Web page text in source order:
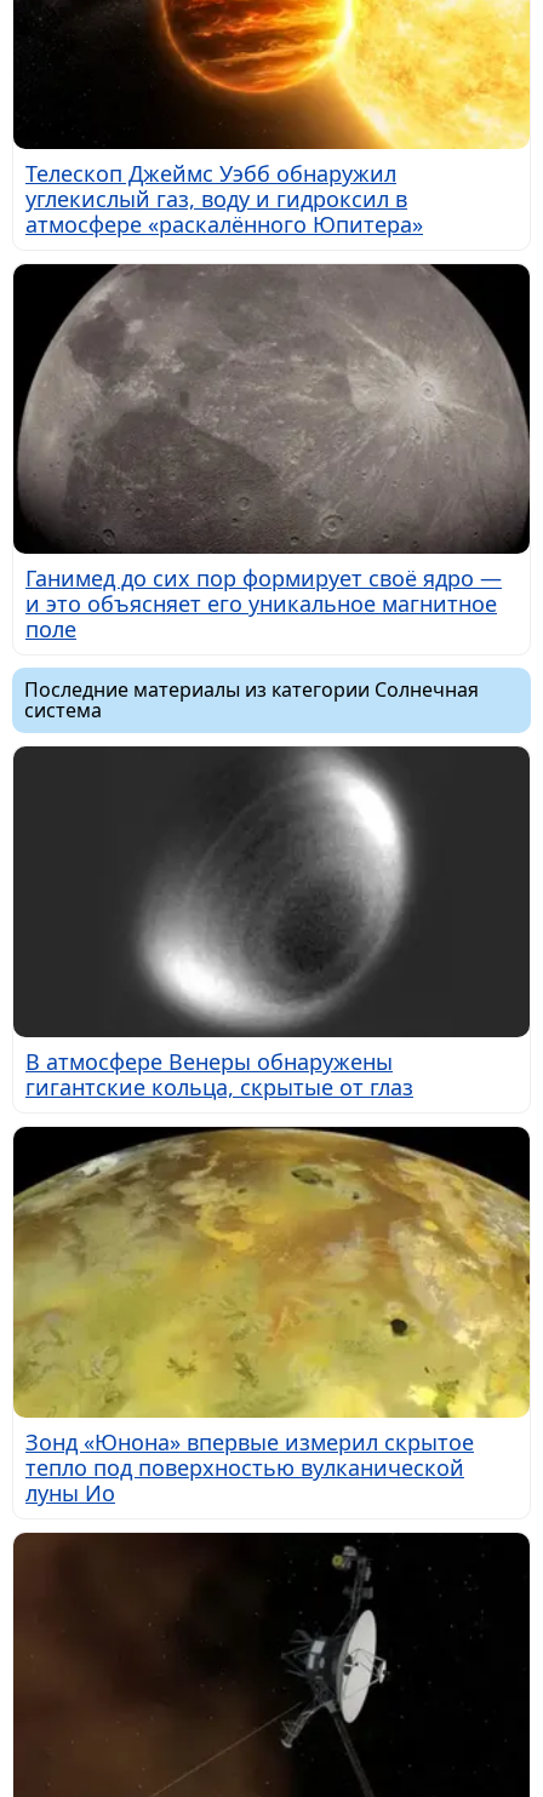
Телескоп Джеймс Уэбб обнаружил
углекислый газ, воду и гидроксил в
атмосфере «раскалённого Юпитера»
Ганимед до сих пор формирует своё ядро —
и это объясняет его уникальное магнитное
поле
Последние материалы из категории Солнечная
система
В атмосфере Венеры обнаружены
гигантские кольца, скрытые от глаз
Зонд «Юнона» впервые измерил скрытое
тепло под поверхностью вулканической
луны Ио